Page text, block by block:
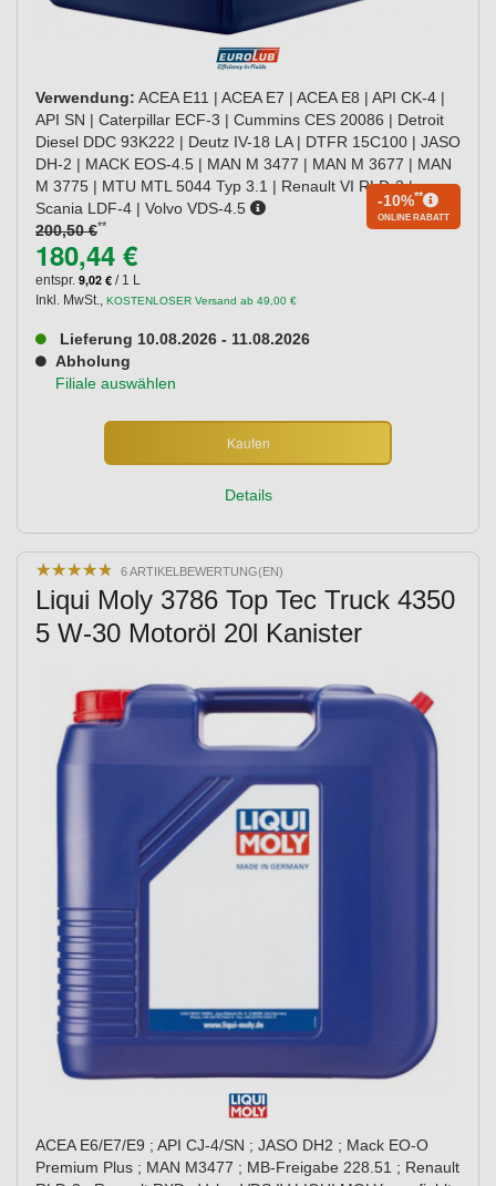
Verwendung: ACEA E11 | ACEA E7 | ACEA E8 | API CK-4 |
API SN | Caterpillar ECF-3 | Cummins CES 20086 | Detroit
Diesel DDC 93K222 | Deutz IV-18 LA | DTFR 15C100 | JASO
DH-2 | MACK EOS-4.5 | MAN M 3477 | MAN M 3677 | MAN
M 3775 | MTU MTL 5044 Typ 3.1 | Renault VI RLD-3 |
Scania LDF-4 | Volvo VDS-4.5
200,50 €**
-10%**
ONLINE RABATT
180,44 €
entspr. 9,02 € / 1 L
Inkl. MwSt., KOSTENLOSER Versand ab 49,00 €
Lieferung 10.08.2026 - 11.08.2026
Abholung
Filiale auswählen
Kaufen
Details
★★★★★
★★★★★ 6 ARTIKELBEWERTUNG(EN)
Liqui Moly 3786 Top Tec Truck 4350
5 W-30 Motoröl 20l Kanister
ACEA E6/E7/E9 ; API CJ-4/SN ; JASO DH2 ; Mack EO-O
Premium Plus ; MAN M3477 ; MB-Freigabe 228.51 ; Renault